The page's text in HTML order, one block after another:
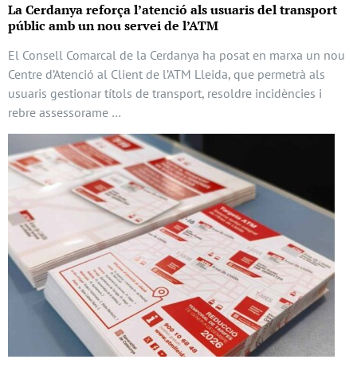
La Cerdanya reforça l’atenció als usuaris del transport
públic amb un nou servei de l’ATM
El Consell Comarcal de la Cerdanya ha posat en marxa un nou
Centre d’Atenció al Client de l’ATM Lleida, que permetrà als
usuaris gestionar títols de transport, resoldre incidències i
rebre assessorame …